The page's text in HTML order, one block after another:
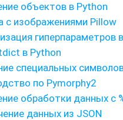
объектов в Python
с изображениями Pillow
гиперпараметров
в Python
специальных
по Pymorphy2
обработки данных с
данных из JSON